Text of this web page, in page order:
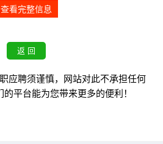
看完整信息
应聘须谨慎，网站对此不承担任何
平台能为您带来更多的便利！